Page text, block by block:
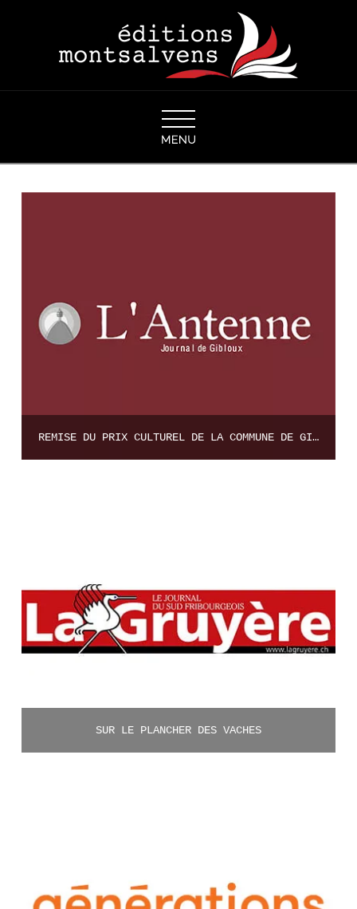
REMISE DU PRIX CULTUREL DE LA COMMUNE DE GIBLOUX
SUR LE PLANCHER DES VACHES